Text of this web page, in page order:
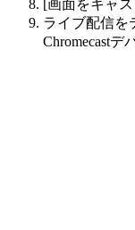
[画面をキャス
ライブ配信を
Chromecastデ